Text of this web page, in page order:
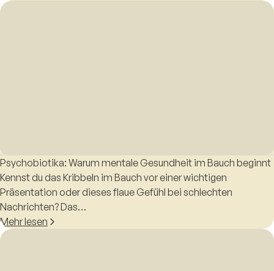
Psychobiotika: Warum mentale Gesundheit im Bauch beginnt
Kennst du das Kribbeln im Bauch vor einer wichtigen
Präsentation oder dieses flaue Gefühl bei schlechten
Nachrichten? Das…
Mehr lesen